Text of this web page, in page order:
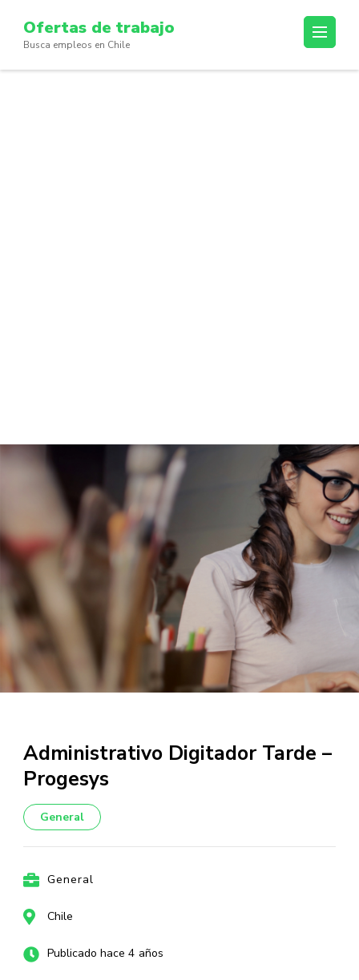
content
(Press
Ofertas de trabajo
Busca empleos en Chile
Administrativo Digitador Tarde –
Progesys
General
General
Chile
Publicado hace 4 años